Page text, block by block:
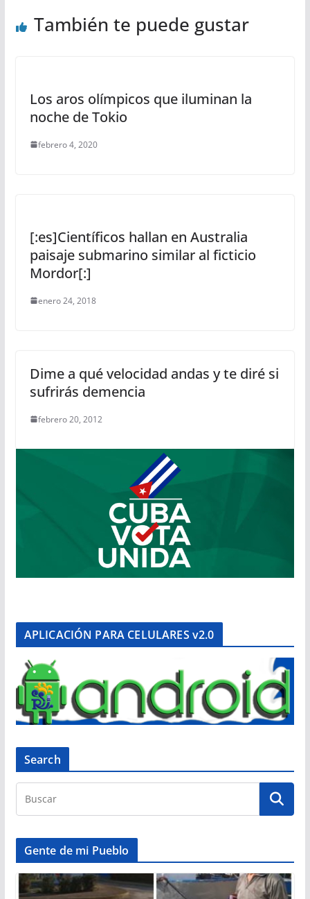
También te puede gustar
Los aros olímpicos que iluminan la
noche de Tokio
febrero 4, 2020
[:es]Científicos hallan en Australia
paisaje submarino similar al ficticio
Mordor[:]
enero 24, 2018
Dime a qué velocidad andas y te diré si
sufrirás demencia
febrero 20, 2012
APLICACIÓN PARA CELULARES v2.0
Search
Gente de mi Pueblo